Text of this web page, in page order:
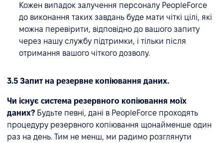
Кожен випадок залучення персоналу PeopleForce
до виконання таких завдань буде мати чіткі цілі, які
можна перевірити, відповідно до вашого запиту
через нашу службу підтримки, і тільки після
отримання вашого чіткого дозволу.
3.5 Запит на резервне копіювання даних.
Чи існує система резервного копіювання моїх
даних? Будьте певні, дані в PeopleForce проходять
процедуру резервного копіювання щонайменше один
раз на день. Тим не менш, ми радимо розглянути